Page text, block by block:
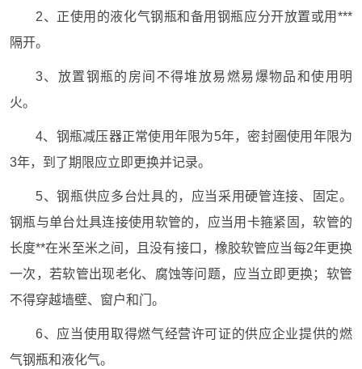
2、正使用的液化气钢瓶和备用钢瓶应分开放置或用***
隔开。
3、放置钢瓶的房间不得堆放易燃易爆物品和使用明
火。
4、钢瓶减压器正常使用年限为5年，密封圈使用年限为
3年，到了期限应立即更换并记录。
5、钢瓶供应多台灶具的，应当采用硬管连接、固定。
钢瓶与单台灶具连接使用软管的，应当用卡箍紧固，软管的
长度**在米至米之间，且没有接口，橡胶软管应当每2年更换
一次，若软管出现老化、腐蚀等问题，应当立即更换；软管
不得穿越墙壁、窗户和门。
6、应当使用取得燃气经营许可证的供应企业提供的燃
气钢瓶和液化气。